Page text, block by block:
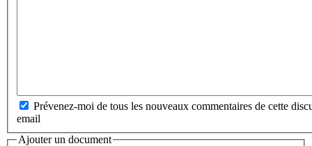
Prévenez-moi de tous les nouveaux commentaires de cette
email
Ajouter un document